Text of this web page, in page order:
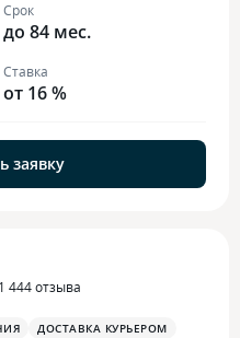
Срок
до 84 мес.
Ставка
от 16 %
заявку
1 444 отзыва
ДОСТАВКА КУРЬЕРОМ